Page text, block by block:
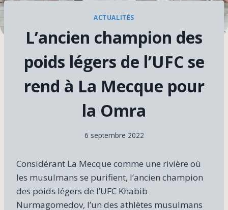
ACTUALITÉS
L’ancien champion des
poids légers de l’UFC se
rend à La Mecque pour
la Omra
6 septembre 2022
Considérant La Mecque comme une rivière où
les musulmans se purifient, l’ancien champion
des poids légers de l’UFC Khabib
Nurmagomedov, l’un des athlètes musulmans